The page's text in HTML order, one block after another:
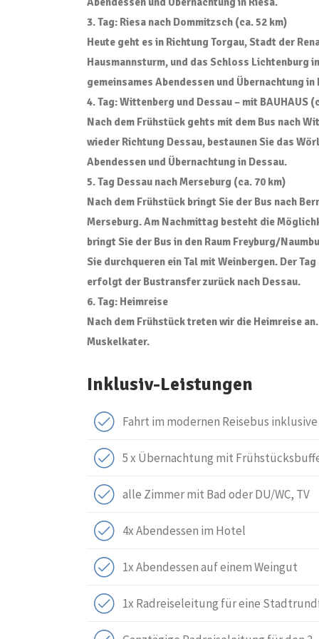
3. Tag: Riesa nach Dommitzsch (ca. 52 km)
Heute geht es in Richtung Torgau, Stadt der
Hausmannsturm, und das Schloss Lichtenburg
gemeinsames Abendessen und Übernachtung in
4. Tag: Wittenberg und Dessau – mit BAUHAUS
Nach dem Frühstück gehts mit dem Bus nach
wieder Richtung Dessau, bestaunen Sie das
Abendessen und Übernachtung in Dessau.
5. Tag Dessau nach Merseburg (ca. 70 km)
Nach dem Frühstück bringt Sie der Bus nach
Merseburg. Am Nachmittag besteht die
bringt Sie der Bus in den Raum Freyburg/
Sie durchqueren ein Tal mit Weinbergen. Der
erfolgt der Bustransfer zurück nach Dessau.
6. Tag: Heimreise
Nach dem Frühstück treten wir die Heimreise
Muskelkater.
Inklusiv-Leistungen
Fahrt im modernen Reisebus
5 x Übernachtung mit
alle Zimmer mit Bad oder DU/WC, TV
4x Abendessen im Hotel
1x Abendessen auf einem Weingut
1x Radreiseleitung für eine